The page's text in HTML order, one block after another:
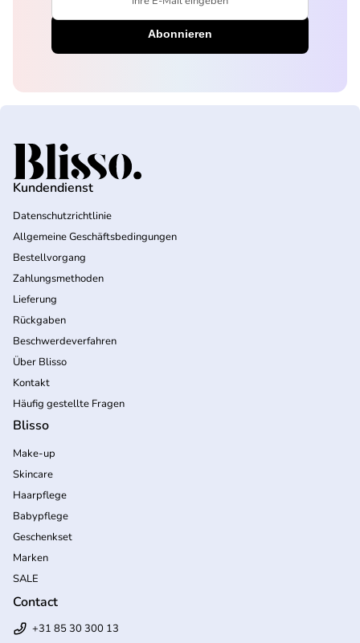
Ihre E-Mail eingeben
Startseite
Kundendienst
Datenschutzrichtlinie
Allgemeine Geschäftsbedingungen
Bestellvorgang
Zahlungsmethoden
Lieferung
Rückgaben
Beschwerdeverfahren
Über Blisso
Kontakt
Häufig gestellte Fragen
Blisso
Make-up
Skincare
Haarpflege
Babypflege
Geschenkset
Marken
SALE
Contact
+31 85 30 300 13